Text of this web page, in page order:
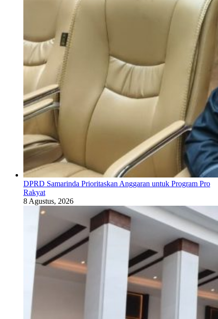
DPRD Samarinda Prioritaskan Anggaran untuk Program Pro
Rakyat
8 Agustus, 2026